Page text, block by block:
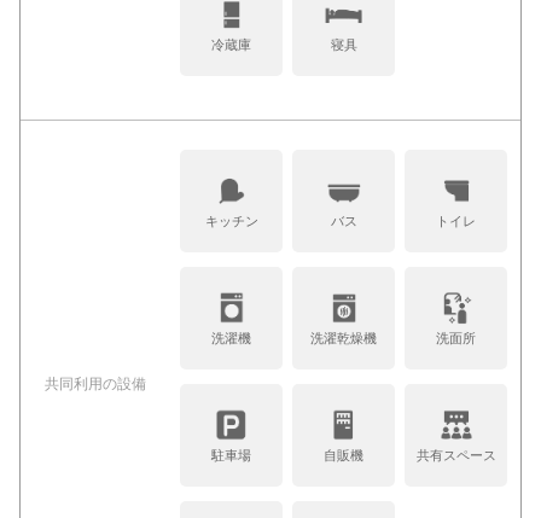
冷蔵庫 寝具
共同利⽤の設備
キッチン バス トイレ
洗濯機 洗濯乾燥機 洗面所
駐車場 自販機 共有スペース